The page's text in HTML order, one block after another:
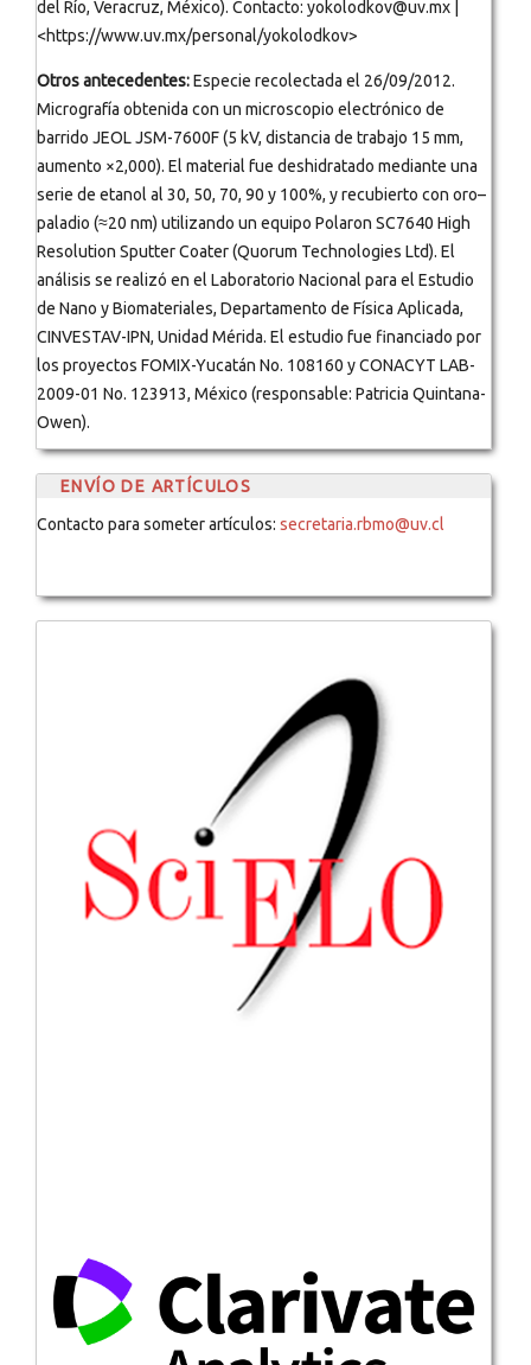
del Río, Veracruz, México). Contacto: yokolodkov@uv.mx |
<https://www.uv.mx/personal/yokolodkov>
Otros antecedentes:Especie recolectada el 26/09/2012.
Micrografía obtenida con un microscopio electrónico de
barrido JEOL JSM-7600F (5 kV, distancia de trabajo 15 mm,
aumento ×2,000). El material fue deshidratado mediante una
serie de etanol al 30, 50, 70, 90 y 100%, y recubierto con oro–
paladio (≈20 nm) utilizando un equipo Polaron SC7640 High
Resolution Sputter Coater (Quorum Technologies Ltd). El
análisis se realizó en el Laboratorio Nacional para el Estudio
de Nano y Biomateriales, Departamento de Física Aplicada,
CINVESTAV-IPN, Unidad Mérida. El estudio fue financiado por
los proyectos FOMIX-Yucatán No. 108160 y CONACYT LAB-
2009-01 No. 123913, México (responsable: Patricia Quintana-
Owen).
ENVÍO DE ARTÍCULOS
Contacto para someter artículos: secretaria.rbmo@uv.cl